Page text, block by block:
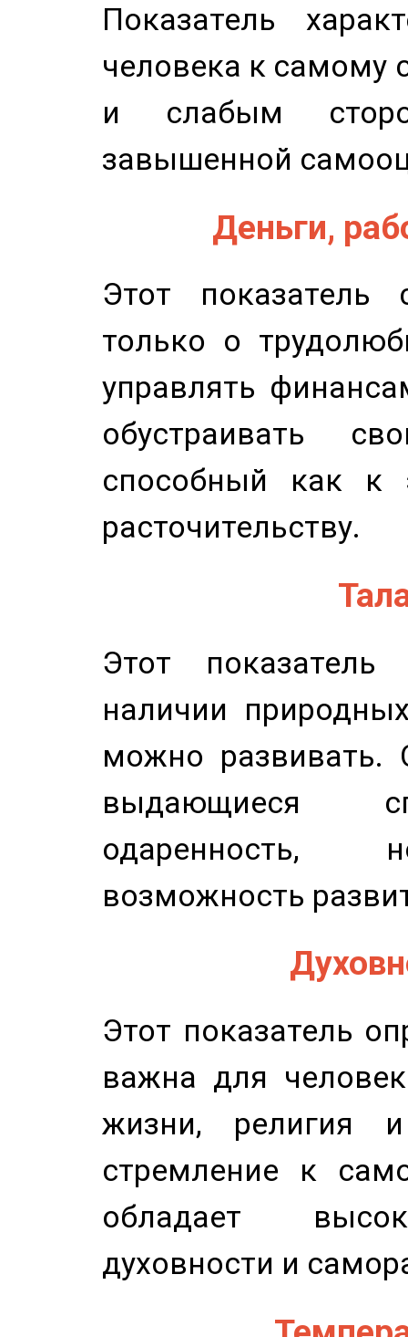
Показатель
человека к самому
и слабым
завышенной
Деньги,
Этот показатель
только о
управлять
обустраивать
способный как к
расточительству.
Этот показатель
наличии
можно развивать.
выдающиеся
одаренность,
возможность
Этот показатель
важна для
жизни, религия
стремление к
обладает
духовности и